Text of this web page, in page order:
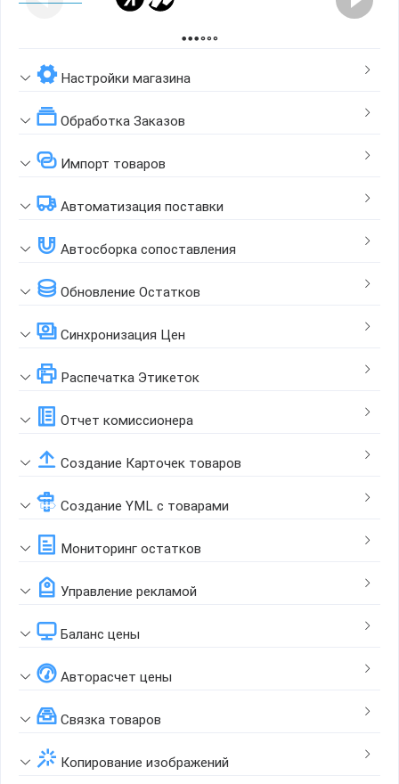
Настройки магазина
Обработка Заказов
Импорт товаров
Автоматизация поставки
Автосборка сопоставления
Обновление Остатков
Синхронизация Цен
Распечатка Этикеток
Отчет комиссионера
Создание Карточек товаров
Создание YML с товарами
Мониторинг остатков
Управление рекламой
Баланс цены
Авторасчет цены
Связка товаров
Копирование изображений